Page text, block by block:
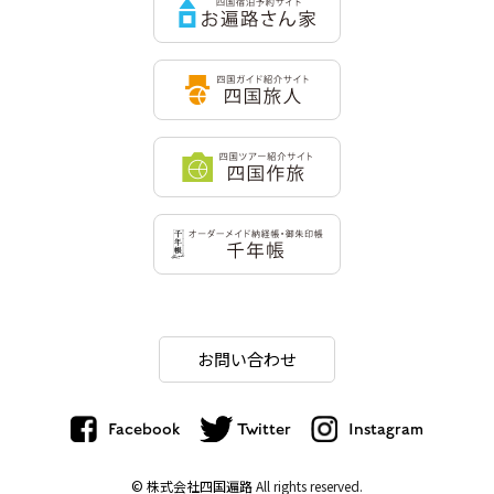
お問い合わせ
Facebook Twitter Instagram
© 株式会社四国遍路All rights reserved.